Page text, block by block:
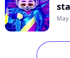
May